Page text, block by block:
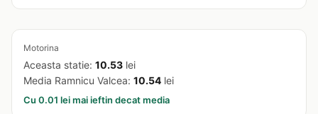
Motorina
Aceasta statie: 10.53 lei
Media Ramnicu Valcea: 10.54 lei
Cu 0.01 lei mai ieftin decat media